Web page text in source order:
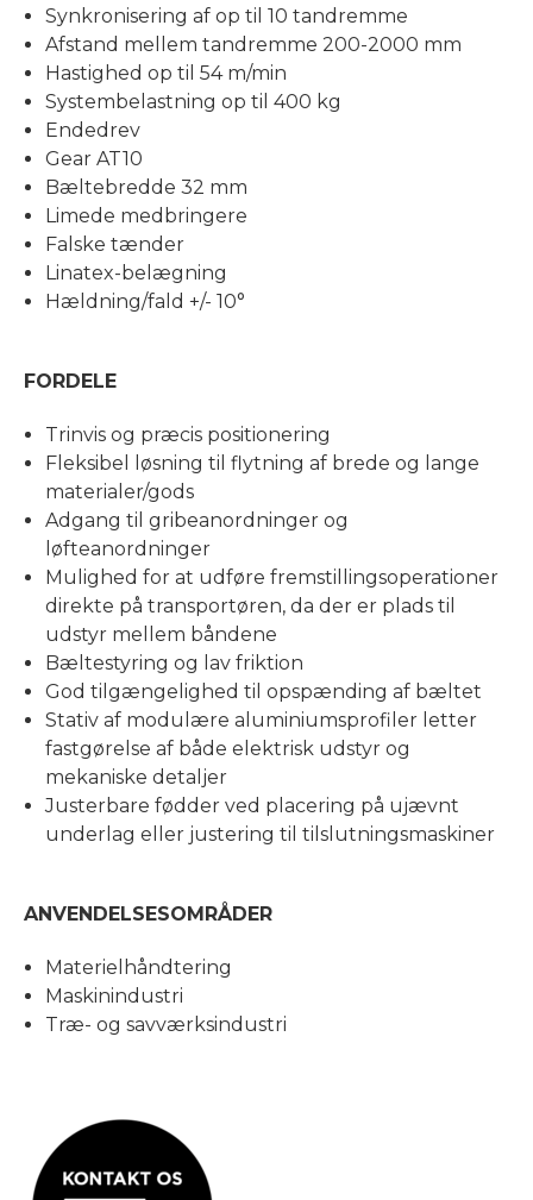
Synkronisering af op til 10 tandremme
Afstand mellem tandremme 200-2000 mm
Hastighed op til 54 m/min
Systembelastning op til 400 kg
Endedrev
Gear AT10
Bæltebredde 32 mm
Limede medbringere
Falske tænder
Linatex-belægning
Hældning/fald +/- 10°
FORDELE
Trinvis og præcis positionering
Fleksibel løsning til flytning af brede og lange
materialer/gods
Adgang til gribeanordninger og
løfteanordninger
Mulighed for at udføre fremstillingsoperationer
direkte på transportøren, da der er plads til
udstyr mellem båndene
Bæltestyring og lav friktion
God tilgængelighed til opspænding af bæltet
Stativ af modulære aluminiumsprofiler letter
fastgørelse af både elektrisk udstyr og
mekaniske detaljer
Justerbare fødder ved placering på ujævnt
underlag eller justering til tilslutningsmaskiner
ANVENDELSESOMRÅDER
Materielhåndtering
Maskinindustri
Træ- og savværksindustri